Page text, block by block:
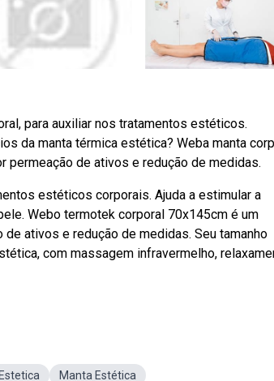
para auxiliar nos tratamentos estéticos.
da manta térmica estética? Weba manta
permeação de ativos e redução de medidas.
estéticos corporais. Ajuda a estimular a
Webo termotek corporal 70x145cm é um
ativos e redução de medidas. Seu tamanho
com massagem infravermelho,
Manta Estética